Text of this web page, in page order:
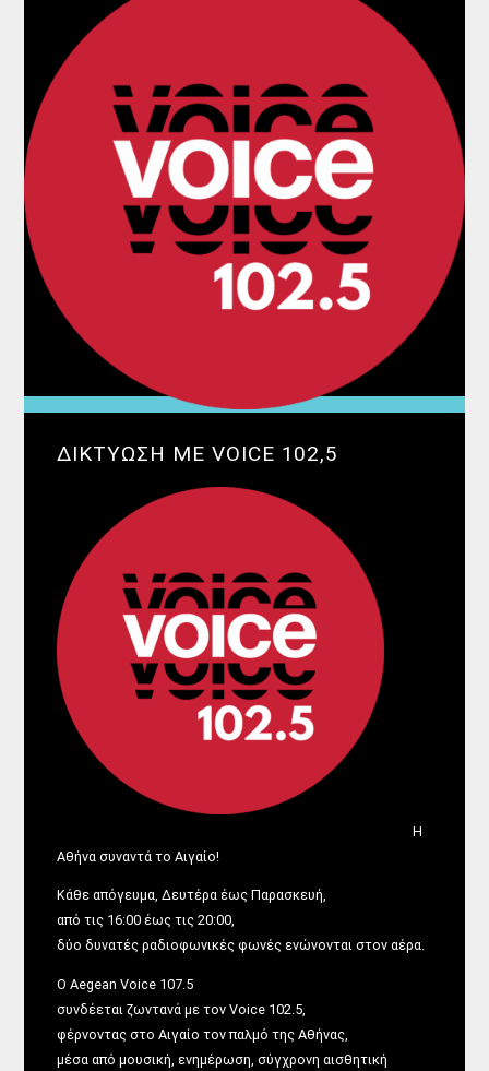
ΔΙΚΤΥΩΣΗ ΜΕ VOICE 102,5
Η
Αθήνα συναντά το Αιγαίο!
Κάθε απόγευμα, Δευτέρα έως Παρασκευή,
από τις 16:00 έως τις 20:00,
δύο δυνατές ραδιοφωνικές φωνές ενώνονται στον αέρα.
Ο Aegean Voice 107.5
συνδέεται ζωντανά με τον Voice 102.5,
φέρνοντας στο Αιγαίο τον παλμό της Αθήνας,
μέσα από μουσική, ενημέρωση, σύγχρονη αισθητική